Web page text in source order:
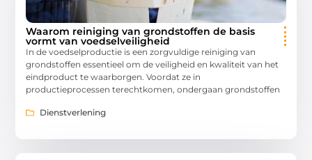
Waarom reiniging van grondstoffen de basis
vormt van voedselveiligheid
In de voedselproductie is een zorgvuldige reiniging van
grondstoffen essentieel om de veiligheid en kwaliteit van het
eindproduct te waarborgen. Voordat ze in
productieprocessen terechtkomen, ondergaan grondstoffen
Dienstverlening